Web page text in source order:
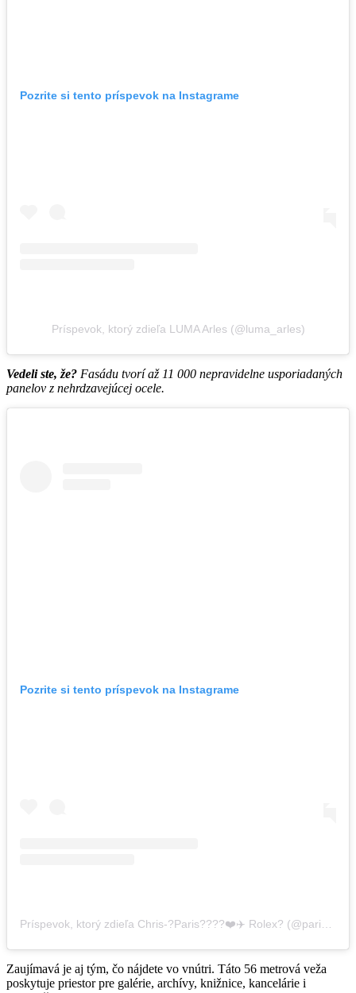
Pozrite si tento príspevok na Instagrame
Príspevok, ktorý zdieľa LUMA Arles (@luma_arles)
Vedeli ste, že? Fasádu tvorí až 11 000 nepravidelne usporiadaných
panelov z nehrdzavejúcej ocele.
Pozrite si tento príspevok na Instagrame
Zaujímavá je aj tým, čo nájdete vo vnútri. Táto 56 metrová veža
poskytuje priestor pre galérie, archívy, knižnice, kancelárie i